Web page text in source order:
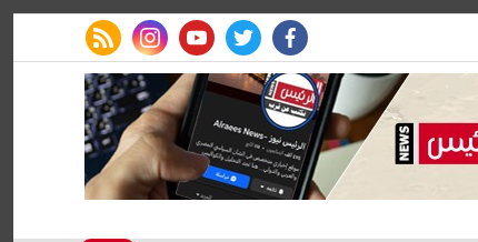
facebook
twitter
youtube
instagram
rss feed